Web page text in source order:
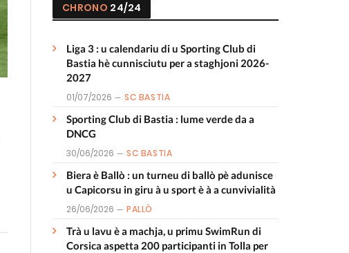
CHRONO 24/24
Liga 3 : u calendariu di u Sporting Club di
Bastia hè cunnisciutu per a staghjoni 2026-
2027
01/07/2026 SC BASTIA
Sporting Club di Bastia : lume verde da a
DNCG
30/06/2026 SC BASTIA
Biera è Ballò : un turneu di ballò pè adunisce
u Capicorsu in giru à u sport è à a cunvivialità
26/06/2026 PALLÒ
Trà u lavu è a machja, u primu SwimRun di
Corsica aspetta 200 participanti in Tolla per